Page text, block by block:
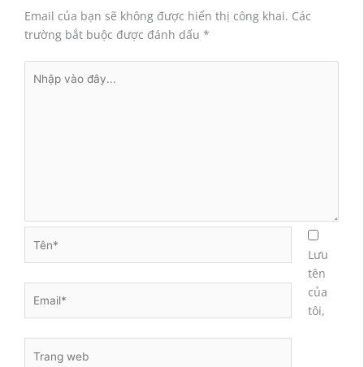
Email của bạn sẽ không được hiển thị công khai. Các
trường bắt buộc được đánh dấu *
vào
Lưu
tên
của
tôi,